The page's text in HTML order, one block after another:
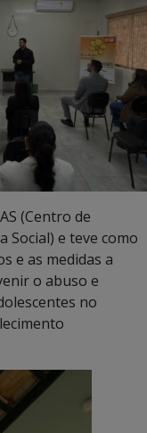
(Centro de
Social) e teve como
e as medidas a
o abuso e
no